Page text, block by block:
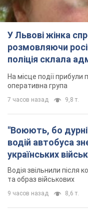
У Львові жінка
розмовляючи
поліція склала
На місце події прибули
оперативна група
7 часов назад 9,8 т.
"Воюють, бо
водій автобуса
українських
Відео
Водія звільнили після
та образ військових
9 часов назад 8,6 т.